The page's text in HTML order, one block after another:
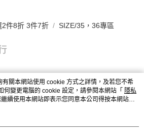
2件8折 3件7折 SIZE/35，36專區
關本網站使用 cookie 方式之詳情，及若您不希
何變更電腦的 cookie 設定，請參閱本網站「 隱私
續使用本網站即表示您同意本公司得按本網站使
。